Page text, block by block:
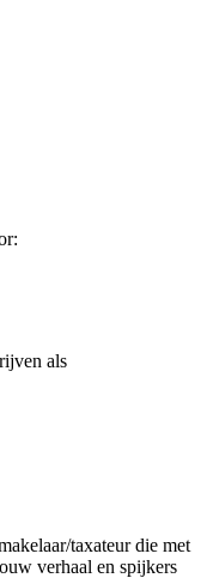
als
taxateur die met
verhaal en spijkers